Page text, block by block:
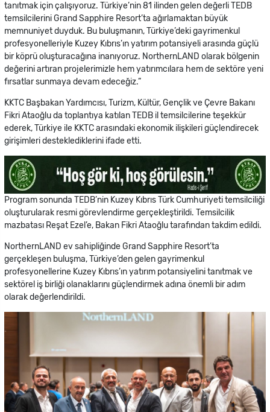
tanıtmak için çalışıyoruz. Türkiye’nin 81 ilinden gelen değerli TEDB
temsilcilerini Grand Sapphire Resort’ta ağırlamaktan büyük
memnuniyet duyduk. Bu buluşmanın, Türkiye’deki gayrimenkul
profesyonelleriyle Kuzey Kıbrıs’ın yatırım potansiyeli arasında güçlü
bir köprü oluşturacağına inanıyoruz. NorthernLAND olarak bölgenin
değerini artıran projelerimizle hem yatırımcılara hem de sektöre yeni
fırsatlar sunmaya devam edeceğiz.”
KKTC Başbakan Yardımcısı, Turizm, Kültür, Gençlik ve Çevre Bakanı
Fikri Ataoğlu da toplantıya katılan TEDB il temsilcilerine teşekkür
ederek, Türkiye ile KKTC arasındaki ekonomik ilişkileri güçlendirecek
girişimleri desteklediklerini ifade etti.
Program sonunda TEDB’nin Kuzey Kıbrıs Türk Cumhuriyeti temsilciliği
oluşturularak resmi görevlendirme gerçekleştirildi. Temsilcilik
mazbatası Reşat Ezel’e, Bakan Fikri Ataoğlu tarafından takdim edildi.
NorthernLAND ev sahipliğinde Grand Sapphire Resort’ta
gerçekleşen buluşma, Türkiye’den gelen gayrimenkul
profesyonellerine Kuzey Kıbrıs’ın yatırım potansiyelini tanıtmak ve
sektörel iş birliği olanaklarını güçlendirmek adına önemli bir adım
olarak değerlendirildi.